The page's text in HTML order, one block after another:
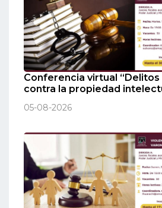
Conferencia virtual
contra la propiedad
05-08-2026